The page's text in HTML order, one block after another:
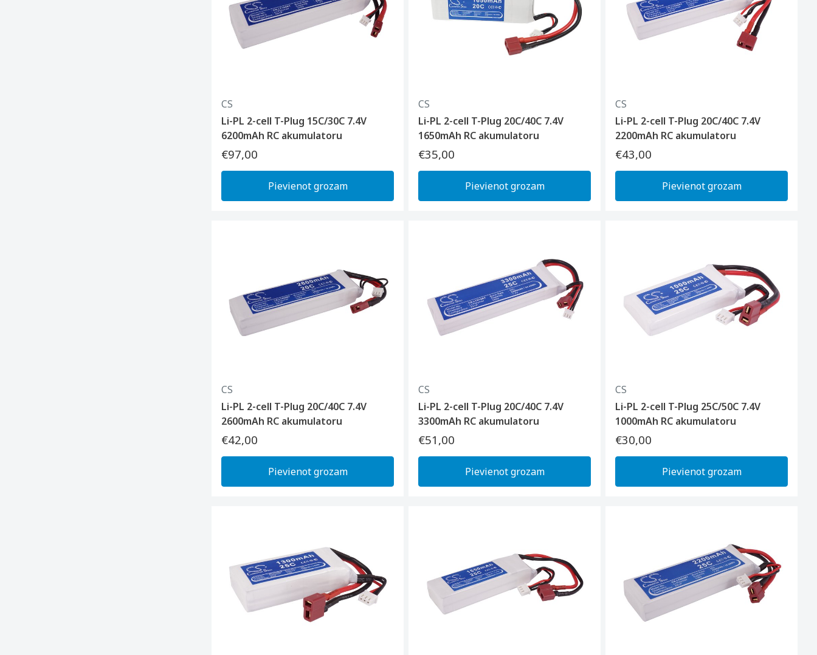
CS
Li-PL 2-cell T-Plug 15C/30C 7.4V
6200mAh RC akumulatoru
€97,00
Pievienot grozam
CS
Li-PL 2-cell T-Plug 20C/40C 7.4V
1650mAh RC akumulatoru
€35,00
Pievienot grozam
CS
Li-PL 2-cell T-Plug 20C/40C 7.4V
2200mAh RC akumulatoru
€43,00
Pievienot grozam
CS
Li-PL 2-cell T-Plug 20C/40C 7.4V
2600mAh RC akumulatoru
€42,00
Pievienot grozam
CS
Li-PL 2-cell T-Plug 20C/40C 7.4V
3300mAh RC akumulatoru
€51,00
Pievienot grozam
CS
Li-PL 2-cell T-Plug 25C/50C 7.4V
1000mAh RC akumulatoru
€30,00
Pievienot grozam